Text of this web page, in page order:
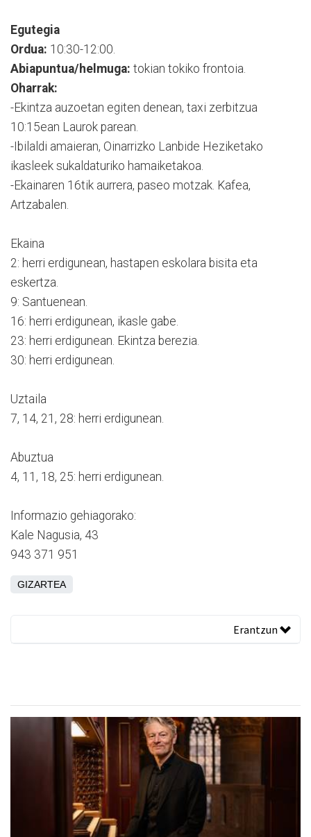
Egutegia
Ordua: 10:30-12:00.
Abiapuntua/helmuga: tokian tokiko frontoia.
Oharrak:
-Ekintza auzoetan egiten denean, taxi zerbitzua
10:15ean Laurok parean.
-Ibilaldi amaieran, Oinarrizko Lanbide Heziketako
ikasleek sukaldaturiko hamaiketakoa.
-Ekainaren 16tik aurrera, paseo motzak. Kafea,
Artzabalen.
Ekaina
2: herri erdigunean, hastapen eskolara bisita eta
eskertza.
9: Santuenean.
16: herri erdigunean, ikasle gabe.
23: herri erdigunean. Ekintza berezia.
30: herri erdigunean.
Uztaila
7, 14, 21, 28: herri erdigunean.
Abuztua
4, 11, 18, 25: herri erdigunean.
Informazio gehiagorako:
Kale Nagusia, 43
943 371 951
GIZARTEA
Erantzun